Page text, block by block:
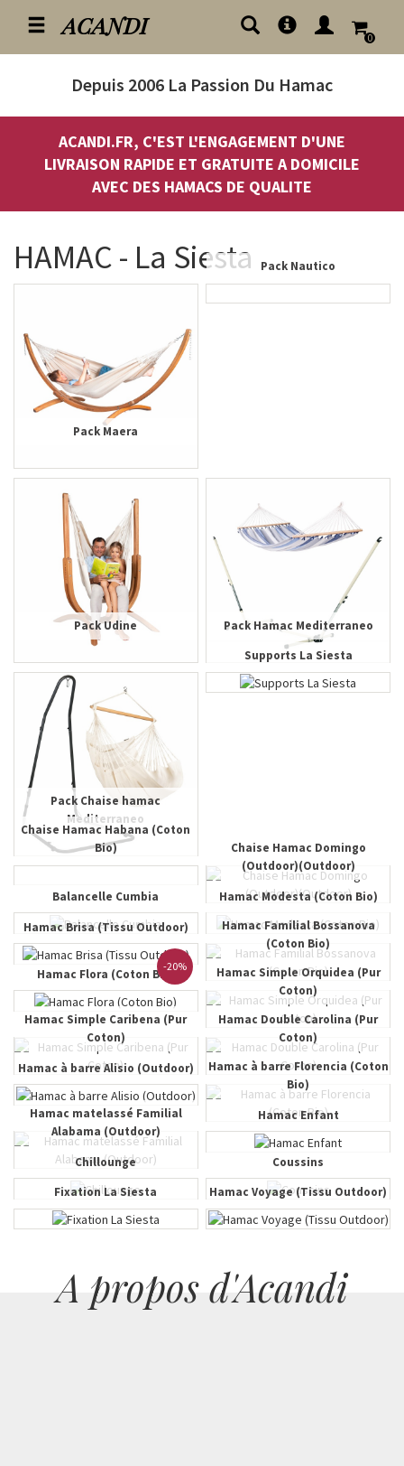
ACANDI 0
Depuis 2006 La Passion Du Hamac
ACANDI.FR, C'EST L'ENGAGEMENT D'UNE
LIVRAISON RAPIDE ET GRATUITE A DOMICILE
AVEC DES HAMACS DE QUALITE
HAMAC - La Siesta
Pack Maera
Pack Udine Pack Hamac Mediterraneo
Pack Chaise hamac
Mediterraneo
Supports La Siesta
Chaise Hamac Habana (Coton
Bio)
Chaise Hamac Domingo
(Outdoor)(Outdoor)
Balancelle Cumbia
Hamac Modesta (Coton Bio)
-20%
Hamac Brisa (Tissu Outdoor)
Hamac Familial Bossanova
(Coton Bio)
Hamac Flora (Coton Bio)
Hamac Simple Orquidea (Pur
Coton)
Hamac Simple Caribena (Pur
Coton)
Hamac Double Carolina (Pur
Coton)
Hamac à barre Alisio (Outdoor)
Hamac à barre Florencia (Coton
Bio)
Hamac matelassé Familial
Alabama (Outdoor)
Hamac Enfant
Chillounge
Coussins
Fixation La Siesta
Hamac Voyage (Tissu Outdoor)
A propos d'Acandi